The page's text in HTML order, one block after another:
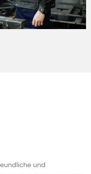
und